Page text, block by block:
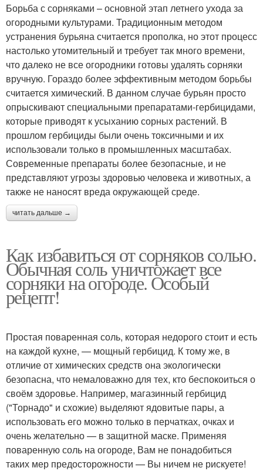
Борьба с сорняками – основной этап летнего ухода за
огородными культурами. Традиционным методом
устранения бурьяна считается прополка, но этот процесс
настолько утомительный и требует так много времени,
что далеко не все огородники готовы удалять сорняки
вручную. Гораздо более эффективным методом борьбы
считается химический. В данном случае бурьян просто
опрыскивают специальными препаратами-гербицидами,
которые приводят к усыханию сорных растений. В
прошлом гербициды были очень токсичными и их
использовали только в промышленных масштабах.
Современные препараты более безопасные, и не
представляют угрозы здоровью человека и животных, а
также не наносят вреда окружающей среде.
читать дальше →
Как избавиться от сорняков солью.
Обычная соль уничтожает все
сорняки на огороде. Особый
рецепт!
Простая поваренная соль, которая недорого стоит и есть
на каждой кухне, — мощный гербицид. К тому же, в
отличие от химических средств она экологически
безопасна, что немаловажно для тех, кто беспокоиться о
своём здоровье. Например, магазинный гербицид
("Торнадо" и схожие) выделяют ядовитые пары, а
использовать его можно только в перчатках, очках и
очень желательно — в защитной маске. Применяя
поваренную соль на огороде, Вам не понадобиться
таких мер предосторожности — Вы ничем не рискуете!